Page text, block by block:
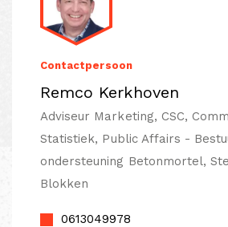
Contactpersoon
Remco Kerkhoven
Adviseur Marketing, CSC,
Statistiek, Public Affairs -
ondersteuning Betonmortel,
Blokken
0613049978